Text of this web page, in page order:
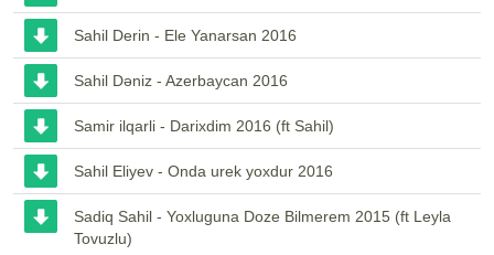
Sahil Derin - Ele Yanarsan 2016
Sahil Dəniz - Azerbaycan 2016
Samir ilqarli - Darixdim 2016 (ft Sahil)
Sahil Eliyev - Onda urek yoxdur 2016
Sadiq Sahil - Yoxluguna Doze Bilmerem 2015 (ft Leyla
Tovuzlu)